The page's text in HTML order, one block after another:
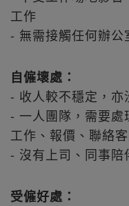
工作
- 無需接觸任何辦公
自僱壞處：
- 收人較不穩定，亦
- 一人團隊，需要處
工作、報價、聯絡
- 沒有上司、同事陪
受僱好處：